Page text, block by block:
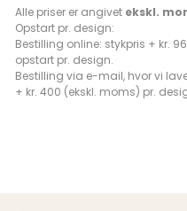
Alle priser er angivet ekskl.
Opstart pr. design:
Bestilling online: stykpris + kr.
opstart pr. design.
Bestilling via e-mail, hvor vi
+ kr. 400 (ekskl. moms) pr.